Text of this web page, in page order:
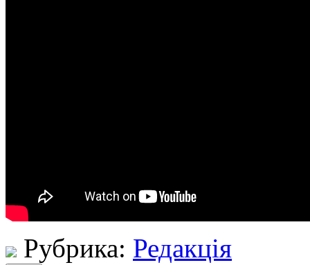
Рубрика: Редакція